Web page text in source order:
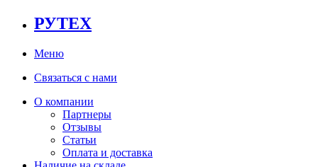
РУТЕХ
Меню
Связаться с нами
О компании
Партнеры
Отзывы
Статьи
Оплата и доставка